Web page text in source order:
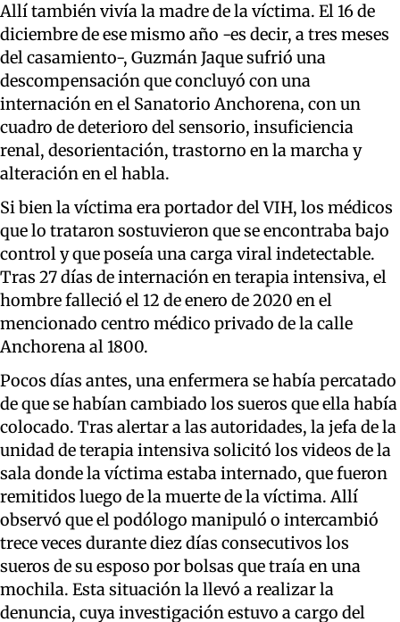
Allí también vivía la madre de la víctima. El 16 de
diciembre de ese mismo año -es decir, a tres meses
del casamiento-, Guzmán Jaque sufrió una
descompensación que concluyó con una
internación en el Sanatorio Anchorena, con un
cuadro de deterioro del sensorio, insuficiencia
renal, desorientación, trastorno en la marcha y
alteración en el habla.
Si bien la víctima era portador del VIH, los médicos
que lo trataron sostuvieron que se encontraba bajo
control y que poseía una carga viral indetectable.
Tras 27 días de internación en terapia intensiva, el
hombre falleció el 12 de enero de 2020 en el
mencionado centro médico privado de la calle
Anchorena al 1800.
Pocos días antes, una enfermera se había percatado
de que se habían cambiado los sueros que ella había
colocado. Tras alertar a las autoridades, la jefa de la
unidad de terapia intensiva solicitó los videos de la
sala donde la víctima estaba internado, que fueron
remitidos luego de la muerte de la víctima. Allí
observó que el podólogo manipuló o intercambió
trece veces durante diez días consecutivos los
sueros de su esposo por bolsas que traía en una
mochila. Esta situación la llevó a realizar la
denuncia, cuya investigación estuvo a cargo del